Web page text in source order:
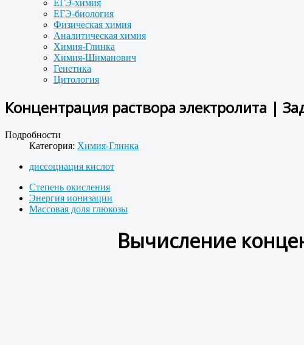
ЕГЭ-химия
ЕГЭ-биология
Физическая химия
Аналитическая химия
Химия-Глинка
Химия-Шиманович
Генетика
Цитология
Концентрация раствора электролита |
Подробности
Категория: Химия-Глинка
диссоциация кислот
Степень окисления
Энергия ионизации
Массовая доля глюкозы
Вычисление